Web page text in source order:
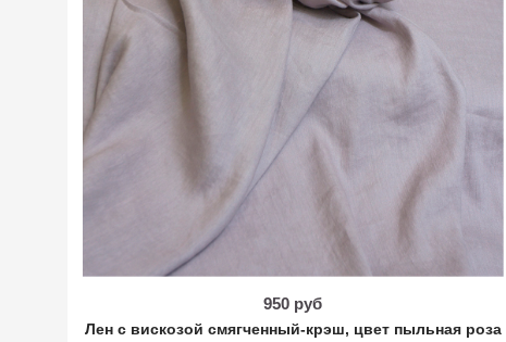
950 руб
Лен с вискозой смягченный-крэш, цвет пыльная роза